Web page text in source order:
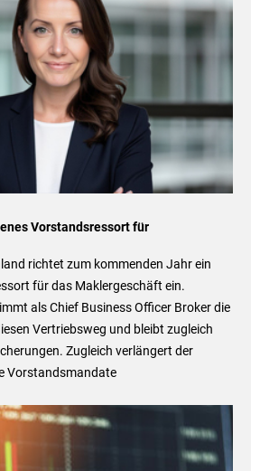
Vorstandsressort für
richtet zum kommenden Jahr ein
für das Maklergeschäft ein.
als Chief Business Officer Broker die
Vertriebsweg und bleibt zugleich
Zugleich verlängert der
Vorstandsmandate